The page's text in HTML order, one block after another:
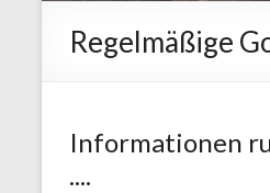
Regelmäßige
Informationen
....